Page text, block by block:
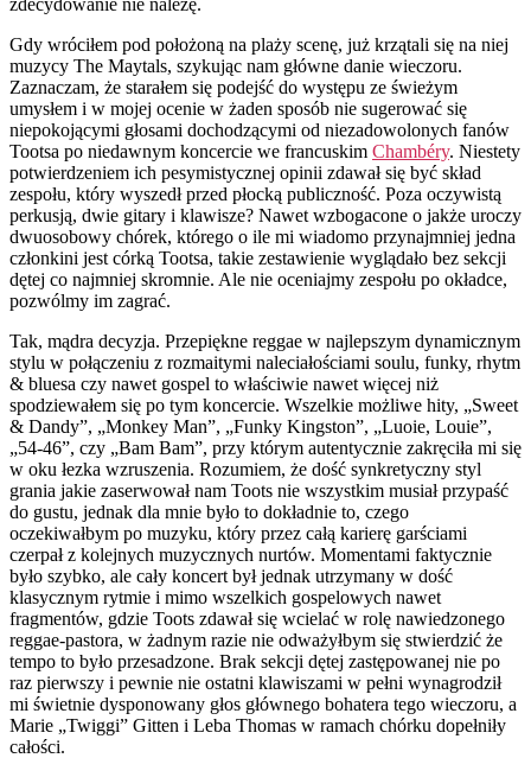
Gdy wróciłem pod położoną na plaży scenę, już krzątali się na niej
muzycy The Maytals, szykując nam główne danie wieczoru.
Zaznaczam, że starałem się podejść do występu ze świeżym
umysłem i w mojej ocenie w żaden sposób nie sugerować się
niepokojącymi głosami dochodzącymi od niezadowolonych fanów
Tootsa po niedawnym koncercie we francuskim Chambéry. Niestety
potwierdzeniem ich pesymistycznej opinii zdawał się być skład
zespołu, który wyszedł przed płocką publiczność. Poza oczywistą
perkusją, dwie gitary i klawisze? Nawet wzbogacone o jakże uroczy
dwuosobowy chórek, którego o ile mi wiadomo przynajmniej jedna
członkini jest córką Tootsa, takie zestawienie wyglądało bez sekcji
dętej co najmniej skromnie. Ale nie oceniajmy zespołu po okładce,
pozwólmy im zagrać.
Tak, mądra decyzja. Przepiękne reggae w najlepszym dynamicznym
stylu w połączeniu z rozmaitymi naleciałościami soulu, funky, rhytm
& bluesa czy nawet gospel to właściwie nawet więcej niż
spodziewałem się po tym koncercie. Wszelkie możliwe hity, „Sweet
& Dandy”, „Monkey Man”, „Funky Kingston”, „Luoie, Louie”,
„54-46”, czy „Bam Bam”, przy którym autentycznie zakręciła mi się
w oku łezka wzruszenia. Rozumiem, że dość synkretyczny styl
grania jakie zaserwował nam Toots nie wszystkim musiał przypaść
do gustu, jednak dla mnie było to dokładnie to, czego
oczekiwałbym po muzyku, który przez całą karierę garściami
czerpał z kolejnych muzycznych nurtów. Momentami faktycznie
było szybko, ale cały koncert był jednak utrzymany w dość
klasycznym rytmie i mimo wszelkich gospelowych nawet
fragmentów, gdzie Toots zdawał się wcielać w rolę nawiedzonego
reggae-pastora, w żadnym razie nie odważyłbym się stwierdzić że
tempo to było przesadzone. Brak sekcji dętej zastępowanej nie po
raz pierwszy i pewnie nie ostatni klawiszami w pełni wynagrodził
mi świetnie dysponowany głos głównego bohatera tego wieczoru, a
Marie „Twiggi” Gitten i Leba Thomas w ramach chórku dopełniły
całości.